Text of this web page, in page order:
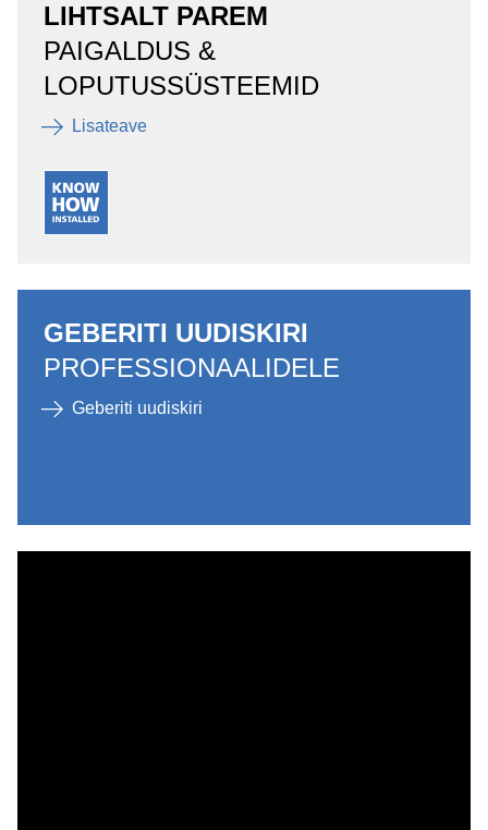
LIHTSALT PAREM
PAIGALDUS &
LOPUTUSSÜSTEEMID
Lisateave
GEBERITI UUDISKIRI
PROFESSIONAALIDELE
Geberiti uudiskiri